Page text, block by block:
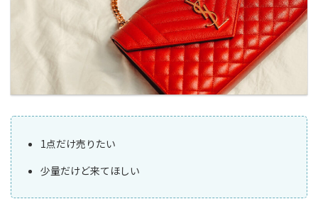
1点だけ売りたい
少量だけど来てほしい